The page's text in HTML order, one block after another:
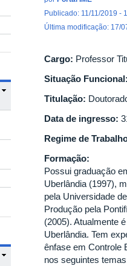
Publicado: 11/11/2019 -
Última modificação: 17/
Cargo: Professor
Situação Funcional:
Titulação:
Data de ingresso:
Regime de
Formação:
Possui graduação
Uberlândia (1997),
pela Universidade
Produção pela
(2005). Atualmente
Uberlândia. Tem
ênfase em Controle
nos seguintes